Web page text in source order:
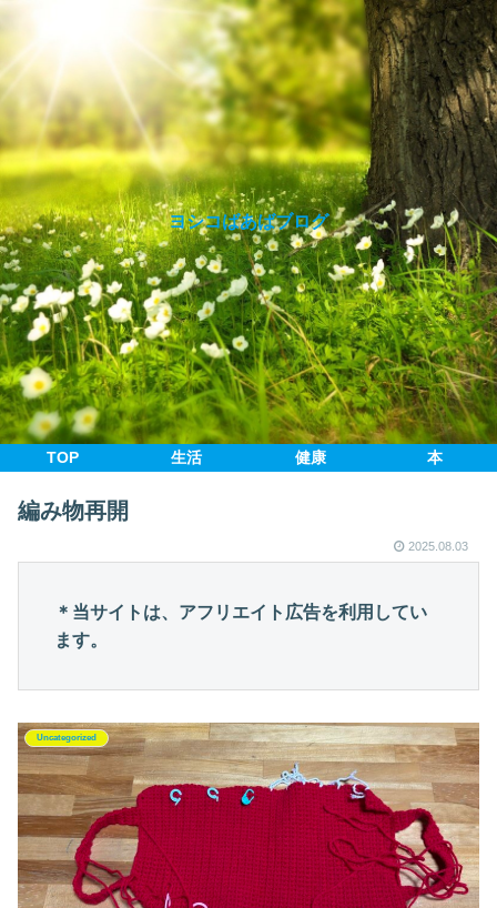
ヨシコばあばブログ
TOP 生活 健康 本
編み物再開
2025.08.03
＊当サイトは、アフリエイト広告を利用してい
ます。
Uncategorized